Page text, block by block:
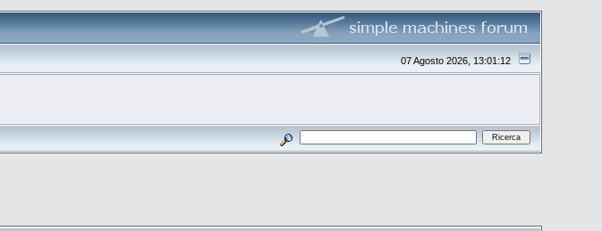
07 Agosto 2026, 13:01:12